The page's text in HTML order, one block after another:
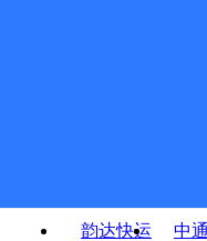
韵达快运
中